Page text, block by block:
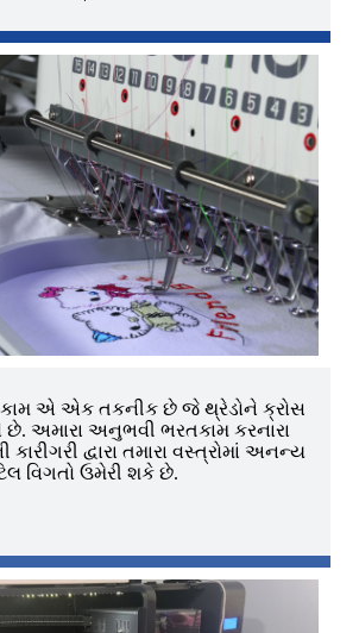
એ એક તકનીક છે જે થ્રેડોને ક્રોસ
છે. અમારા અનુભવી ભરતકામ કરનારા
દ્વારા તમારા વસ્ત્રોમાં અનન્ય
વિગતો ઉમેરી શકે છે.